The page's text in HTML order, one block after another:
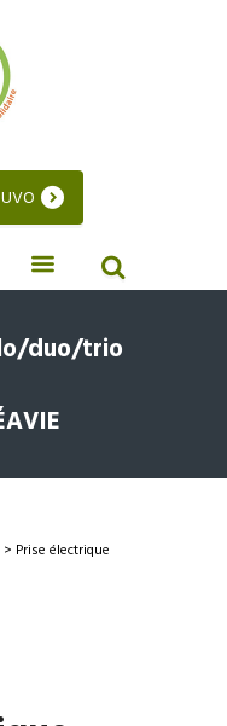
duo/trio
> Prise électrique